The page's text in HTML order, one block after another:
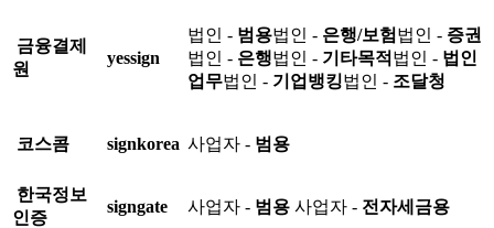
금융결제
원
yessign
법인 - 범용법인 - 은행/보험 법인 - 증권
법인 - 은행법인 - 기타목적 법인 - 법인
업무법인 - 기업뱅킹법인 - 조달청
코스콤 signkorea 사업자 - 범용
한국정보
인증
signgate 사업자 - 범용 사업자 - 전자세금용